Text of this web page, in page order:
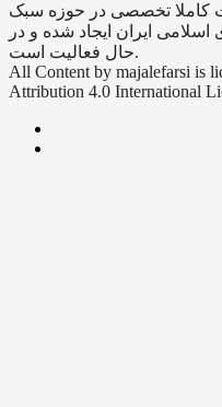
کاملا تخصصی در حوزه سبک
ایران ایجاد شده و در
حال فعالیت است.
All Content by majalefarsi is
Attribution 4.0 International